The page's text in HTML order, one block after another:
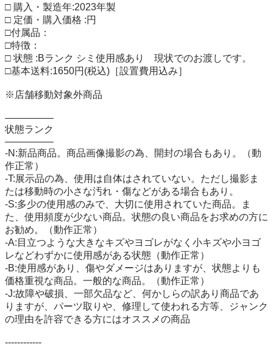
□ 購入・製造年:2023年製
□ 定価・購入価格 :円
□付属品：
□特徴：
□ 状態 :Bランク シミ使用感あり　現状でのお渡しです。
□基本送料:1650円(税込)［設置費用込み］
※店舗移動対象外商品
―――――
状態ランク
―――――
-N:新品商品。商品画像撮影の為、開封の場合もあり。（動
作正常）
-T:展示品の為、使用は自体はされていない。ただし撮影ま
たは移動時の小さな汚れ・傷などがある場合もあり。
-S:多少の使用感のみで、大切に使用されていた商品。ま
た、使用頻度が少ない商品。状態の良い商品をお求めの方に
お勧め。（動作正常）
-A:目立つような大きなキズやヨゴレがなく小キズや小ヨゴ
レなどわずかに使用感がある状態（動作正常）
-B:使用感があり、傷やダメージはありますが、状態よりも
価格重視な商品。一般的な商品。（動作正常）
-J:故障や破損、一部欠品など、何かしらの訳あり商品であ
りますが、パーツ取りや、修理して使われる方等、ジャンク
の理由を許容できる方にはオススメの商品
------------